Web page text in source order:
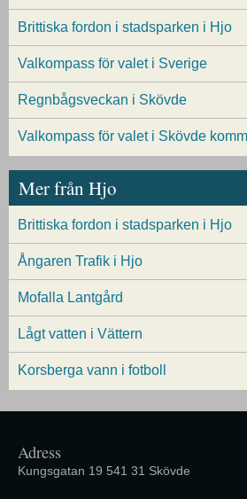
Brittiska fordon i stadsparken i Hjo
Valkompass för valet i Sverige
Regnbågsveckan i Skövde
Valkompass för valet i Skövde
Mer från Hjo
Brittiska fordon i stadsparken i Hjo
Ångaren Trafik i Hjo
Mofalla Lantgård
Lågt vatten i Vättern
Korsberga vann i fotboll
Adress
Kungsgatan 19 541 31 Skövde